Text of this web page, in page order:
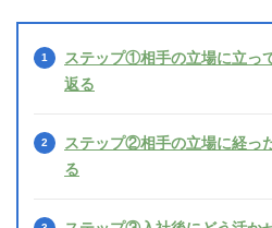
ステップ①相手の立場に立っ
返る
ステップ②相手の立場に経っ
る